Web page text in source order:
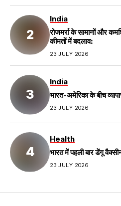
India
रोजमर्रा के सामानों और
कीमतों में बदलाव:
23 JULY 2026
India
भारत-अमेरिका के बीच
23 JULY 2026
Health
भारत में पहली बार डेंगू
23 JULY 2026